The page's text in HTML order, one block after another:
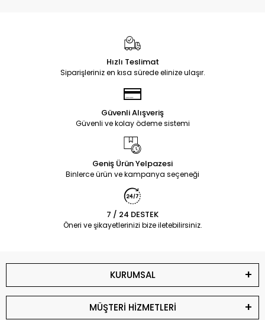
Hızlı Teslimat
Siparişleriniz en kısa sürede elinize ulaşır.
Güvenli Alışveriş
Güvenli ve kolay ödeme sistemi
Geniş Ürün Yelpazesi
Binlerce ürün ve kampanya seçeneği
7 / 24 DESTEK
Öneri ve şikayetlerinizi bize iletebilirsiniz.
KURUMSAL
MÜŞTERİ HİZMETLERİ